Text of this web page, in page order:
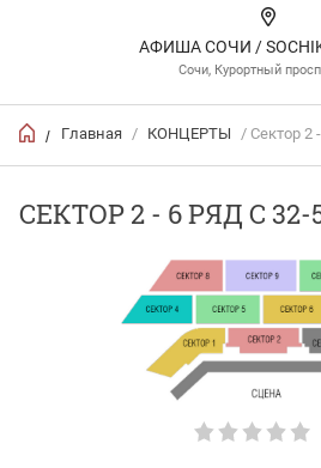
АФИША СОЧИ /
Сочи, Курортный
/ Главная / КОНЦЕРТЫ / Сектор 2
СЕКТОР 2 - 6 РЯД С